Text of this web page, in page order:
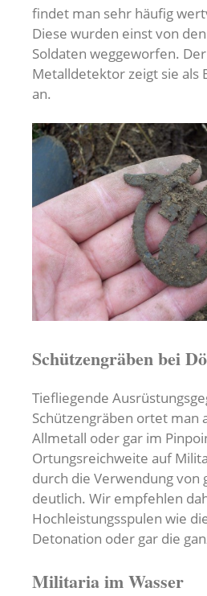
findet man sehr häufig
Diese wurden einst von
Soldaten weggeworfen.
Metalldetektor zeigt sie als
an.
Schützengräben bei
Tiefliegende
Schützengräben ortet man
Allmetall oder gar im
Ortungsreichweite auf
durch die Verwendung von
deutlich. Wir empfehlen
Hochleistungsspulen wie
Detonation oder gar die
Militaria im Wasser